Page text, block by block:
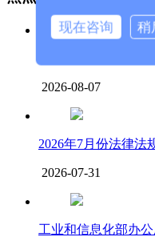
2026-08-07
2026年7月份法律法
2026-07-31
工业和信息化部办
现在咨询 稍